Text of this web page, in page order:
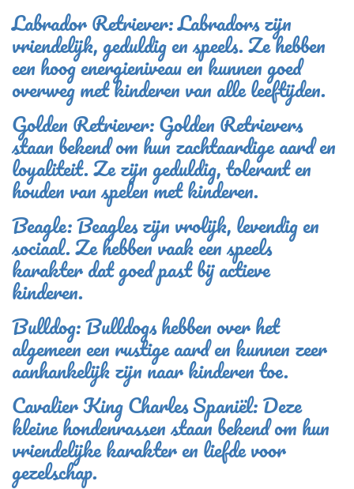
Labrador Retriever: Labradors zijn
vriendelijk, geduldig en speels. Ze hebben
een hoog energieniveau en kunnen goed
overweg met kinderen van alle leeftijden.
Golden Retriever: Golden Retrievers
staan bekend om hun zachtaardige aard en
loyaliteit. Ze zijn geduldig, tolerant en
houden van spelen met kinderen.
Beagle: Beagles zijn vrolijk, levendig en
sociaal. Ze hebben vaak een speels
karakter dat goed past bij actieve
kinderen.
Bulldog: Bulldogs hebben over het
algemeen een rustige aard en kunnen zeer
aanhankelijk zijn naar kinderen toe.
Cavalier King Charles Spaniël: Deze
kleine hondenrassen staan bekend om hun
vriendelijke karakter en liefde voor
gezelschap.